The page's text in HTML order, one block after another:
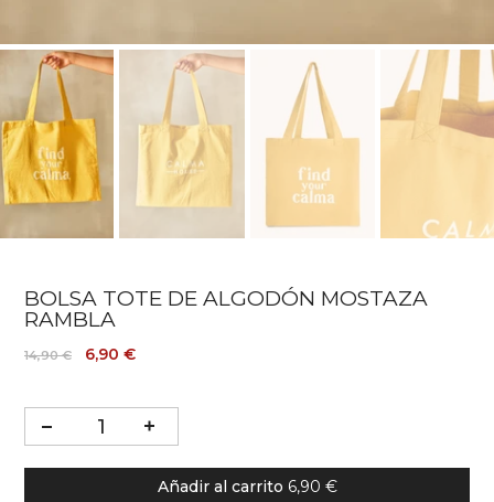
BOLSA TOTE DE ALGODÓN MOSTAZA
RAMBLA
14,90 € 6,90 €
Añadir al carrito 6,90 €